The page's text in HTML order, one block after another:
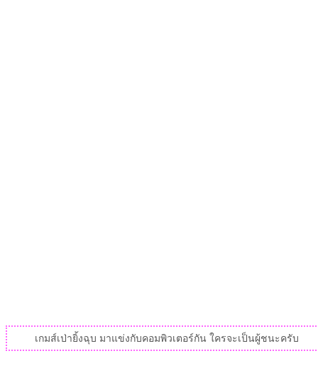
เกมส์เป่ายิ้งฉุบ มาแข่งกับคอมพิวเตอร์กัน ใครจะเป็นผู้ชนะครับ